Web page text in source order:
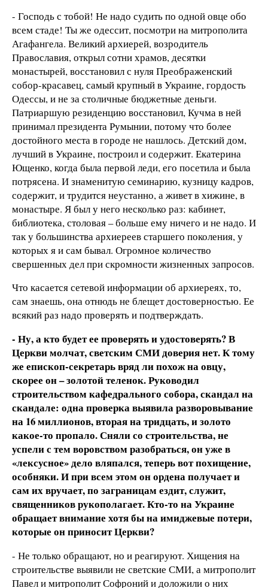
- Господь с тобой! Не надо судить по одной овце обо
всем стаде! Ты же одессит, посмотри на митрополита
Агафангела. Великий архиерей, возродитель
Православия, открыл сотни храмов, десятки
монастырей, восстановил с нуля Преображенский
собор-красавец, самый крупный в Украине, гордость
Одессы, и не за столичные бюджетные деньги.
Патриаршую резиденцию восстановил, Кучма в ней
принимал президента Румынии, потому что более
достойного места в городе не нашлось. Детский дом,
лучший в Украине, построил и содержит. Екатерина
Ющенко, когда была первой леди, его посетила и была
потрясена. И знаменитую семинарию, кузницу кадров,
содержит, и трудится неустанно, а живет в хижине, в
монастыре. Я был у него несколько раз: кабинет,
библиотека, столовая – больше ему ничего и не надо. И
так у большинства архиереев старшего поколения, у
которых я и сам бывал. Огромное количество
свершенных дел при скромности жизненных запросов.
Что касается сетевой информации об архиереях, то,
сам знаешь, она отнюдь не блещет достоверностью. Ее
всякий раз надо проверять и подтверждать.
- Ну, а кто будет ее проверять и удостоверять? В
Церкви молчат, светским СМИ доверия нет. К тому
же епископ-секретарь вряд ли похож на овцу,
скорее он – золотой теленок. Руководил
строительством кафедрального собора, скандал на
скандале: одна проверка выявила разворовывание
на 16 миллионов, вторая на тридцать, и золото
какое-то пропало. Сняли со строительства, не
успели с тем воровством разобраться, он уже в
«лексусное» дело вляпался, теперь вот похищение,
особняки. И при всем этом он ордена получает и
сам их вручает, по заграницам ездит, служит,
священников рукополагает. Кто-то на Украине
обращает внимание хотя бы на имиджевые потери,
которые он приносит Церкви?
- Не только обращают, но и реагируют. Хищения на
строительстве выявили не светские СМИ, а митрополит
Павел и митрополит Софроний и доложили о них